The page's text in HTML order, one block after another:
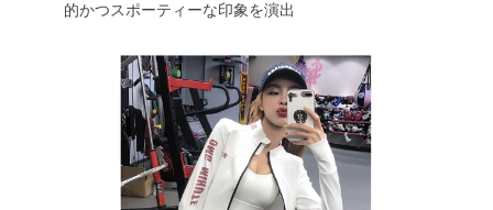
的かつスポーティーな印象を演出